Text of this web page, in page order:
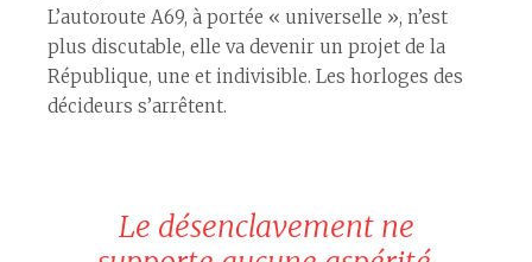
L’autoroute A69, à portée « universelle », n’est
plus discutable, elle va devenir un projet de la
République, une et indivisible. Les horloges des
décideurs s’arrêtent.
Le désenclavement ne